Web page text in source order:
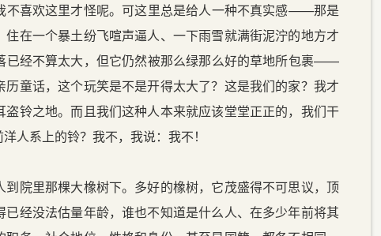
喜欢这里才怪呢。可这里总是给人一种不真实感——那是
在一个暴土纷飞喧声逼人、一下雨雪就满街泥泞的地方才
已经不算太大，但它仍然被那么绿那么好的草地所包裹——
童话，这个玩笑是不是开得太大了？这是我们的家？我才
铃之地。而且我们这种人本来就应该堂堂正正的，我们干
系上的铃？我不，我说：我不！
院里那棵大橡树下。多好的橡树，它茂盛得不可思议，顶
经没法估量年龄，谁也不知道是什么人、在多少年前将其